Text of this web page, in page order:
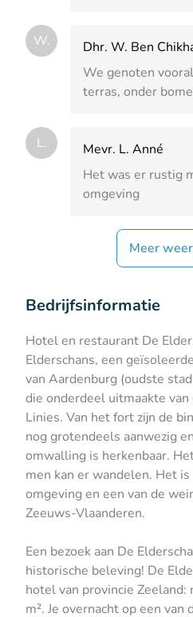
W.
Dhr. W. Ben
We genoten
terras, onder
L.
Mevr. L. Anné
Het was er rustig
omgeving
Meer
Bedrijfsinformatie
Hotel en restaurant De
Elderschans, een
van Aardenburg (oudste
die onderdeel uitmaakte van
Linies. Van het fort zijn de
nog grotendeels aanwezig
omwalling is herkenbaar.
men kan er wandelen. Het
omgeving en een van de
Zeeuws-Vlaanderen.
Een bezoek aan De
historische beleving! De
hotel van provincie
m². Je overnacht op een van